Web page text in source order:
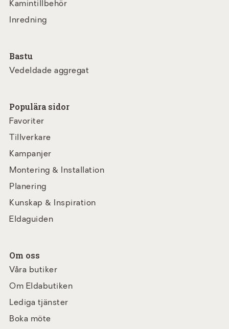
Kamintillbehör
Inredning
Bastu
Vedeldade aggregat
Populära sidor
Favoriter
Tillverkare
Kampanjer
Montering & Installation
Planering
Kunskap & Inspiration
Eldaguiden
Om oss
Våra butiker
Om Eldabutiken
Lediga tjänster
Boka möte